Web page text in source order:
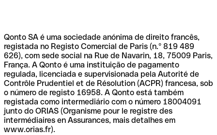
Qonto SA é uma sociedade anónima de direito francês,
registada no Registo Comercial de Paris (n.º 819 489
626), com sede social na Rue de Navarin, 18, 75009 Paris,
França. A Qonto é uma instituição de pagamento
regulada, licenciada e supervisionada pela Autorité de
Contrôle Prudentiel et de Résolution (ACPR) francesa, sob
o número de registo 16958. A Qonto está também
registada como intermediário com o número 18004091
junto do ORIAS (Organisme pour le registre des
intermédiaires en Assurances, mais detalhes em
www.orias.fr).